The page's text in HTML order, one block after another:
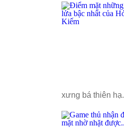
xưng bá thiên hạ.